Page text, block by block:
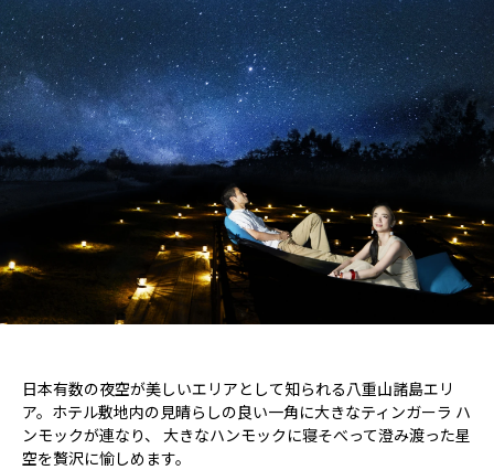
日本有数の夜空が美しいエリアとして知られる八重山諸島エリ
ア。ホテル敷地内の見晴らしの良い一角に大きなティンガーラ ハ
ンモックが連なり、 大きなハンモックに寝そべって澄み渡った星
空を贅沢に愉しめます。